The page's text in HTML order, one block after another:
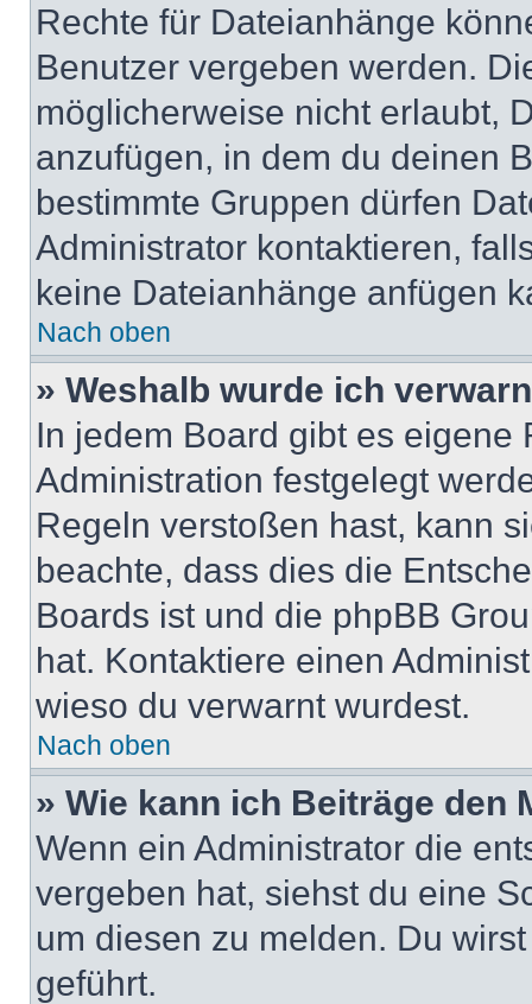
Rechte für Dateianhänge
Benutzer vergeben werden.
möglicherweise nicht erlaubt,
anzufügen, in dem du deinen
bestimmte Gruppen dürfen
Administrator kontaktieren,
keine Dateianhänge anfügen
Nach oben
» Weshalb wurde ich
In jedem Board gibt es
Administration festgelegt
Regeln verstoßen hast, kann
beachte, dass dies die
Boards ist und die phpBB
hat. Kontaktiere einen
wieso du verwarnt wurdest.
Nach oben
» Wie kann ich Beiträge den
Wenn ein Administrator die
vergeben hat, siehst du eine
um diesen zu melden. Du
geführt.